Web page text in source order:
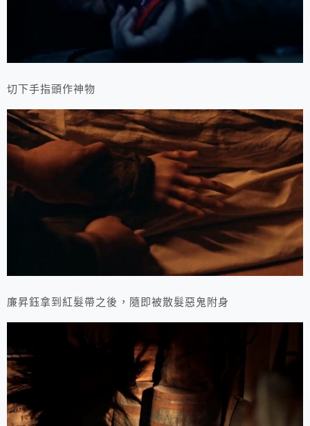
切下手指頭作神物
廉昇鈺拿到紅髮帶之後，隨即被散髮惡鬼附身